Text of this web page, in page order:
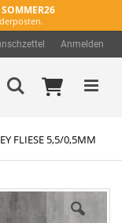
SOMMER26
Mein
Anmelden
Suche
FLIESE 5,5/0,5MM